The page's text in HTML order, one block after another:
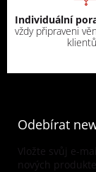
Individuální
vždy připraveni
Odebírat
Vložte svůj e-
nových